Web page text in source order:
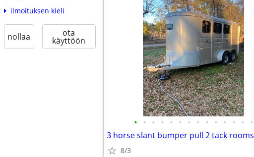
ilmoituksen kieli
nollaa ota
käyttöön
• • • • • • • • • • • • • •
3 horse slant bumper pull 2 tack rooms
8/3